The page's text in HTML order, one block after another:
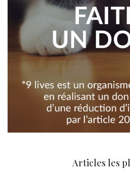
Articles les